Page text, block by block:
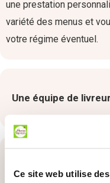
Ce site web utilise des
une prestation
variété des menus et
votre régime éventuel.
Une équipe de